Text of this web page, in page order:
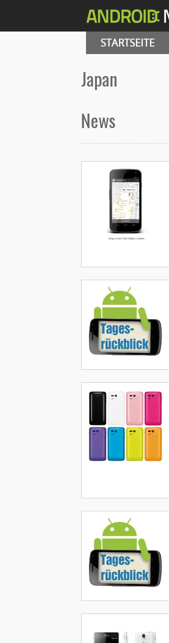
STARTSEITE
japan
News